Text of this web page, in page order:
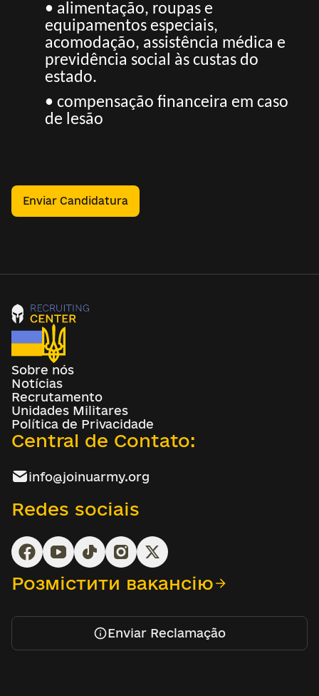
• alimentação, roupas e
equipamentos especiais,
acomodação, assistência médica e
previdência social às custas do
estado.
• compensação financeira em caso
de lesão
Enviar Candidatura
Sobre nós
Notícias
Recrutamento
Unidades Militares
Política de Privacidade
Central de Contato:
info@joinuarmy.org
Redes sociais
Розмістити вакансію
Enviar Reclamação